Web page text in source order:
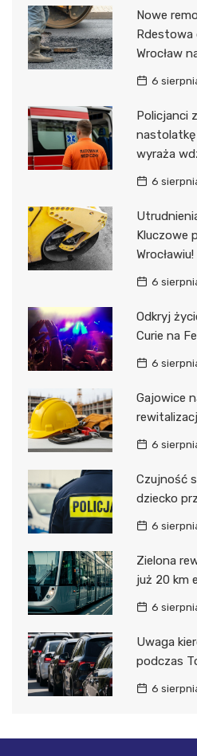
Nowe
Rdestowa
Wrocław
6
Policjanci
nastolatkę
wyraża
6
Kluczowe
Wrocławiu!
6
Odkryj
Curie na
6
Gajowice
6
Czujność
dziecko
6
Zielona
już 20 km
6
Uwaga
podczas
6